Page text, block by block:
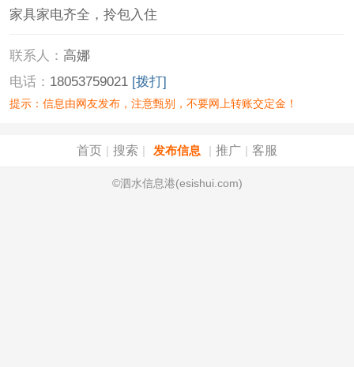
家具家电齐全，拎包入住
联系人：高娜
电话： 18053759021 [拨打]
提示：信息由网友发布，注意甄别，不要网上转账交定金！
首页 搜索 发布信息 推广 客服
©泗水信息港(esishui.com)